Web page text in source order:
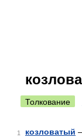
Толкование
1 козловатый